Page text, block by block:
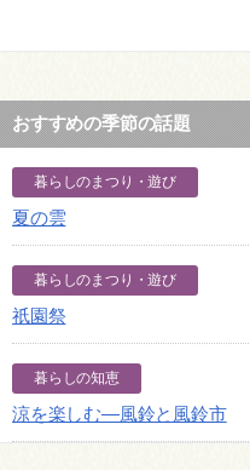
おすすめの季節の話題
暮らしのまつり・遊び
夏の雲
暮らしのまつり・遊び
祇園祭
暮らしの知恵
涼を楽しむ―風鈴と風鈴市